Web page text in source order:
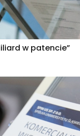
w patencie”